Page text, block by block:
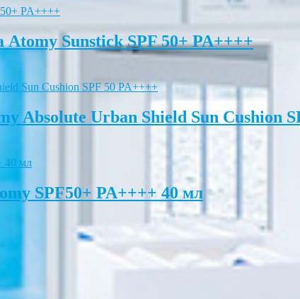
Sunstick SPF 50+ PA++++
Urban Shield Sun Cushion
SPF50+ PA++++ 40 мл